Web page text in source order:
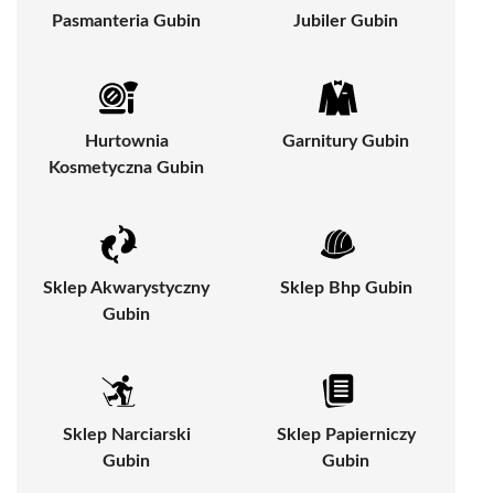
Pasmanteria Gubin Jubiler Gubin
Hurtownia
Kosmetyczna Gubin
Garnitury Gubin
Sklep Akwarystyczny
Gubin
Sklep Bhp Gubin
Sklep Narciarski
Gubin
Sklep Papierniczy
Gubin